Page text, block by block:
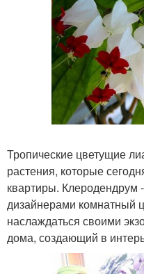
Тропические цветущие
растения, которые
квартиры.
дизайнерами комнатный
наслаждаться своими
дома, создающий в